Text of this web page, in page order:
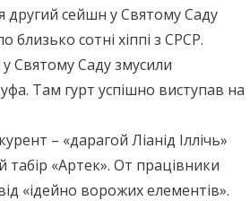
другий сейшн у Святому Саду
близько сотні хіппі з СРСР.
у Святому Саду змусили
Там гурт успішно виступав на
– «дарагой Ліанід Іллічь»
табір «Артек». От працівники
«ідейно ворожих елементів».